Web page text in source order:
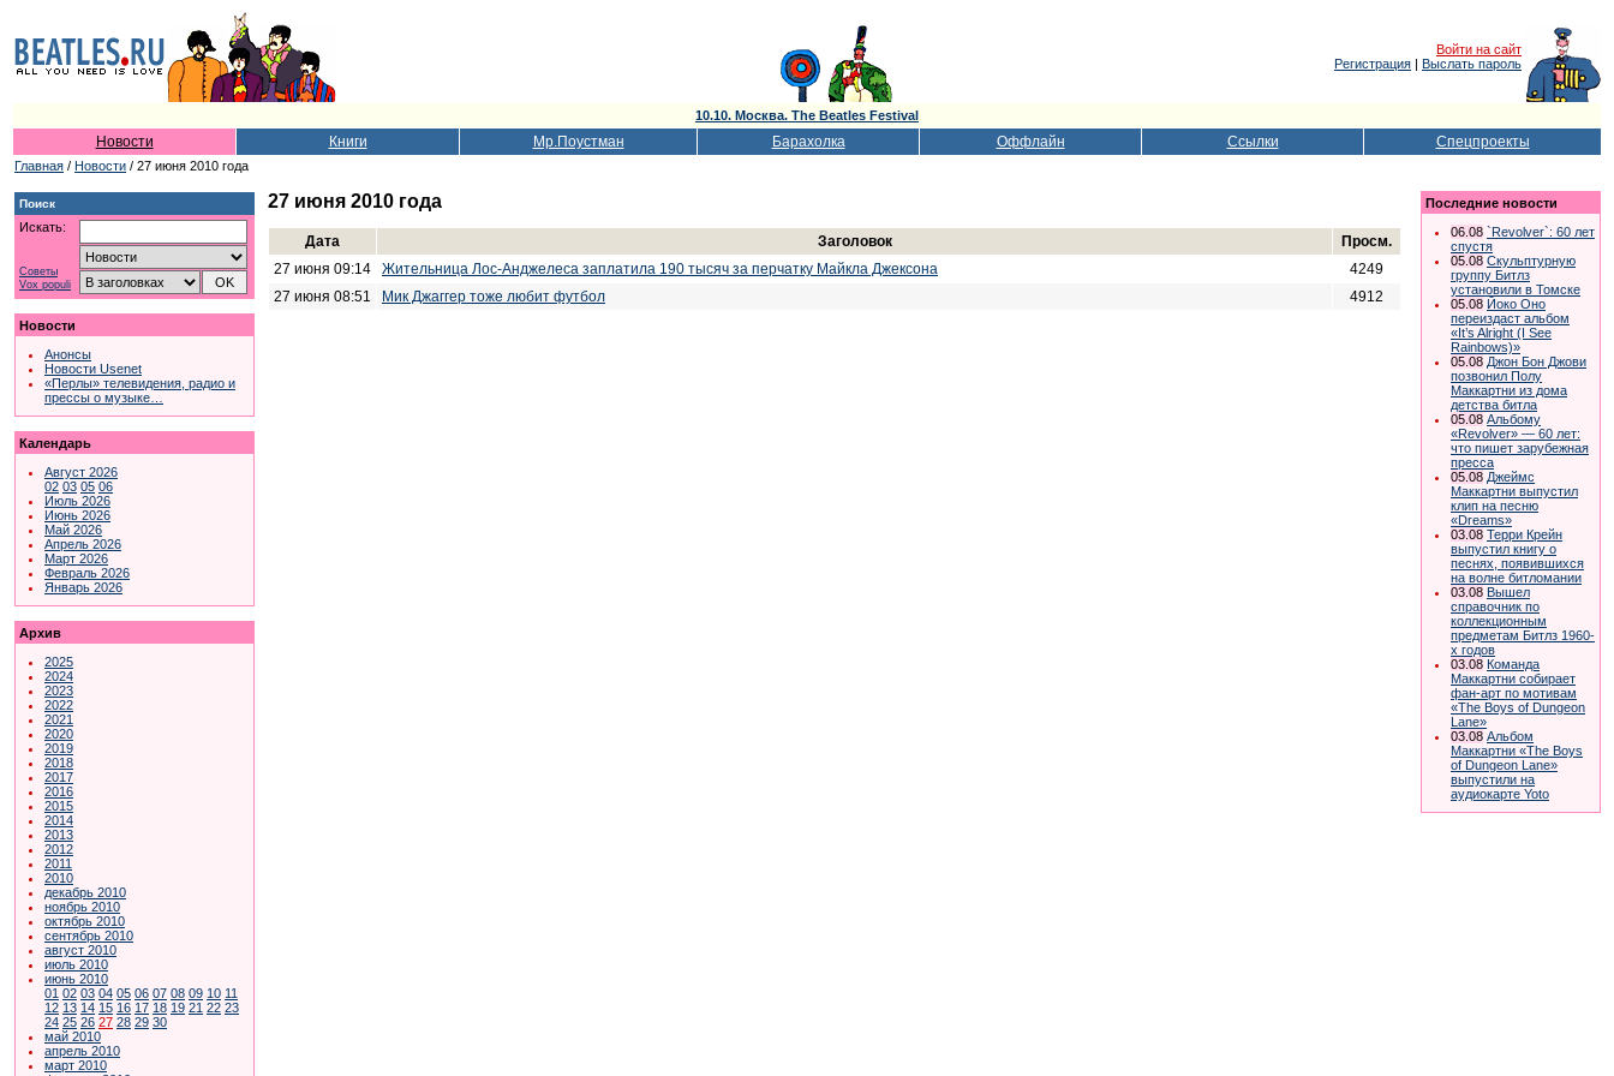
Войти на сайт
Регистрация | Выслать пароль
10.10. Москва. The Beatles Festival
Новости Книги Мр.Поустман Барахолка Оффлайн Ссылки Спецпроекты
Главная / Новости / 27 июня 2010 года
Поиск
Искать:
Советы
Vox populi
Новости
Анонсы
Новости Usenet
«Перлы» телевидения, радио и
прессы о музыке…
Календарь
Август 2026
02 03 05 06
Июль 2026
Июнь 2026
Май 2026
Апрель 2026
Март 2026
Февраль 2026
Январь 2026
Архив
2025
2024
2023
2022
2021
2020
2019
2018
2017
2016
2015
2014
2013
2012
2011
2010
декабрь 2010
ноябрь 2010
октябрь 2010
сентябрь 2010
август 2010
июль 2010
июнь 2010
01 02 03 04 05 06 07 08 09 10 11
12 13 14 15 16 17 18 19 21 22 23
24 25 26 27 28 29 30
май 2010
апрель 2010
март 2010
27 июня 2010 года
Дата Заголовок
Просм.
27 июня 09:14
Жительница Лос-Анджелеса заплатила 190 тысяч за перчатку Майкла Джексона
4249
27 июня 08:51
Мик Джаггер тоже любит футбол 4912
Последние новости
06.08 `Revolver`: 60 лет
спустя
05.08 Скульптурную
группу Битлз
установили в Томске
05.08 Йоко Оно
переиздаст альбом
«It’s Alright (I See
Rainbows)»
05.08 Джон Бон Джови
позвонил Полу
Маккартни из дома
детства битла
05.08 Альбому
«Revolver» — 60 лет:
что пишет зарубежная
пресса
05.08 Джеймс
Маккартни выпустил
клип на песню
«Dreams»
03.08 Терри Крейн
выпустил книгу о
песнях, появившихся
на волне битломании
03.08 Вышел
справочник по
коллекционным
предметам Битлз 1960-
х годов
03.08 Команда
Маккартни собирает
фан-арт по мотивам
«The Boys of Dungeon
Lane»
03.08 Альбом
Маккартни «The Boys
of Dungeon Lane»
выпустили на
аудиокарте Yoto